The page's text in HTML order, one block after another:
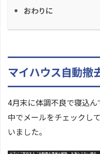
おわりに
マイハウス自動撤
4月末に体調不良で寝込
中でメールをチェックし
いました。